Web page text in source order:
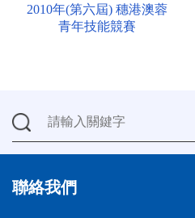
2010年(第六屆) 穗港澳蓉
青年技能競賽
聯絡我們